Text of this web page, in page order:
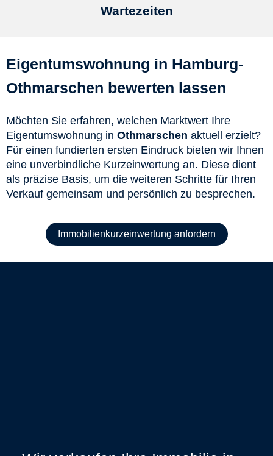
Wartezeiten
Eigentumswohnung in Hamburg-
Othmarschen bewerten lassen
Möchten Sie erfahren, welchen Marktwert Ihre
Eigentumswohnung in Othmarschen aktuell erzielt?
Für einen fundierten ersten Eindruck bieten wir Ihnen
eine unverbindliche Kurzeinwertung an. Diese dient
als präzise Basis, um die weiteren Schritte für Ihren
Verkauf gemeinsam und persönlich zu besprechen.
Immobilienkurzeinwertung anfordern